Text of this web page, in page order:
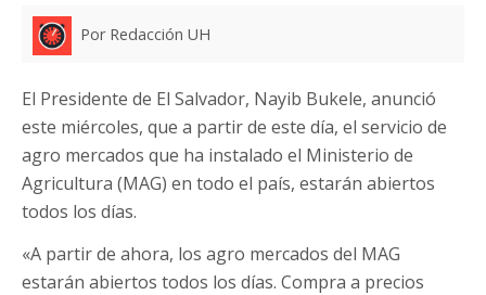
Por Redacción UH
El Presidente de El Salvador, Nayib Bukele, anunció
este miércoles, que a partir de este día, el servicio de
agro mercados que ha instalado el Ministerio de
Agricultura (MAG) en todo el país, estarán abiertos
todos los días.
«A partir de ahora, los agro mercados del MAG
estarán abiertos todos los días. Compra a precios